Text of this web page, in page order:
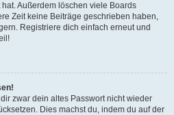
Außerdem löschen viele Boards
Zeit keine Beiträge geschrieben haben,
Registriere dich einfach erneut und
zwar dein altes Passwort nicht wieder
Dies machst du, indem du auf der